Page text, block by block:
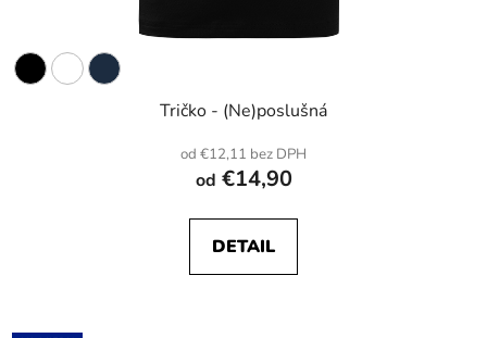
Tričko - (Ne)poslušná
od €12,11 bez DPH
od €14,90
DETAIL